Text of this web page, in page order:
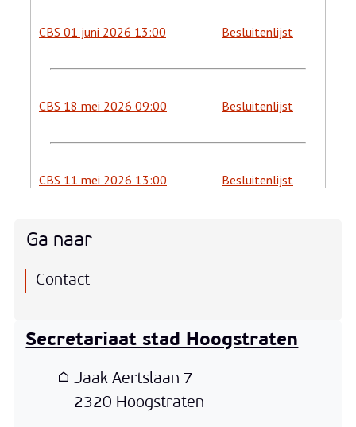
Ga naar
Contact
Secretariaat stad Hoogstraten
Adres Jaak Aertslaan 7
,2320 Hoogstraten